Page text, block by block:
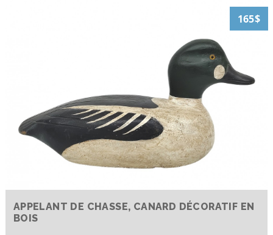
165$
APPELANT DE CHASSE, CANARD DÉCORATIF EN
BOIS